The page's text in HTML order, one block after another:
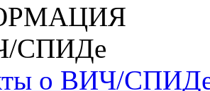
СПИДе
о ВИЧ/